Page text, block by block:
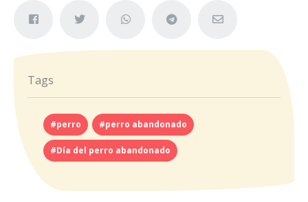
Tags
#perro #perro abandonado
#Día del perro abandonado